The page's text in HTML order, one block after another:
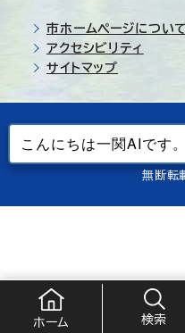
ホーム 検索
市ホームページについて
アクセシビリティ
サイトマップ
© Ichinoseki-
無断転